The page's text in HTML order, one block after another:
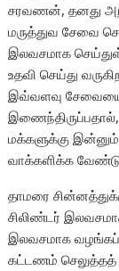
சரவணன், தனது
மருத்துவ சேவை
இலவசமாக
உதவி செய்து
இவ்வளவு சேவையை
மக்களுக்கு
வாக்களிக்க
தாமரை
சிலிண்டர்
இலவசமாக
கட்டணம் செலுத்தத்